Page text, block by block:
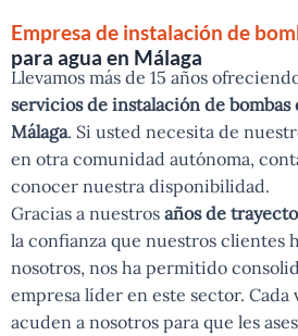
Empresa de instalación de
para agua en Málaga
Llevamos más de 15 años
servicios de instalación de bombas
Málaga. Si usted necesita de
en otra comunidad autónoma,
conocer nuestra disponibilidad.
Gracias a nuestros años de
la confianza que nuestros clientes
nosotros, nos ha permitido
empresa líder en este sector. Cada
acuden a nosotros para que les